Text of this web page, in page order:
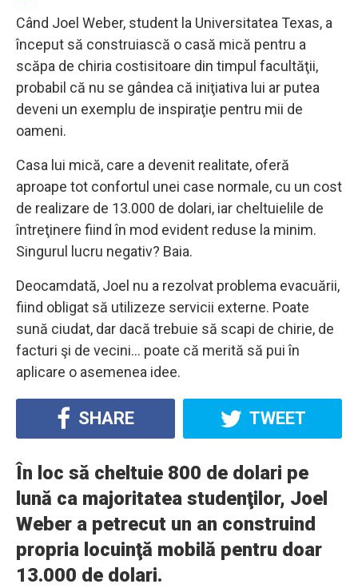
Când Joel Weber, student la Universitatea Texas, a
început să construiască o casă mică pentru a
scăpa de chiria costisitoare din timpul facultăţii,
probabil că nu se gândea că iniţiativa lui ar putea
deveni un exemplu de inspiraţie pentru mii de
oameni.
Casa lui mică, care a devenit realitate, oferă
aproape tot confortul unei case normale, cu un cost
de realizare de 13.000 de dolari, iar cheltuielile de
întreţinere fiind în mod evident reduse la minim.
Singurul lucru negativ? Baia.
Deocamdată, Joel nu a rezolvat problema evacuării,
fiind obligat să utilizeze servicii externe. Poate
sună ciudat, dar dacă trebuie să scapi de chirie, de
facturi şi de vecini… poate că merită să pui în
aplicare o asemenea idee.
SHARE TWEET
În loc să cheltuie 800 de dolari pe
lună ca majoritatea studenţilor, Joel
Weber a petrecut un an construind
propria locuinţă mobilă pentru doar
13.000 de dolari.